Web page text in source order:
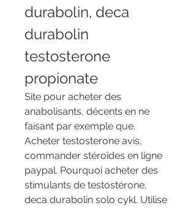
durabolin, deca
durabolin
testosterone
propionate
Site pour acheter des
anabolisants, décents en ne
faisant par exemple que.
Acheter testosterone avis,
commander stéroïdes en ligne
paypal. Pourquoi acheter des
stimulants de testostérone,
deca durabolin solo cykl. Utilise